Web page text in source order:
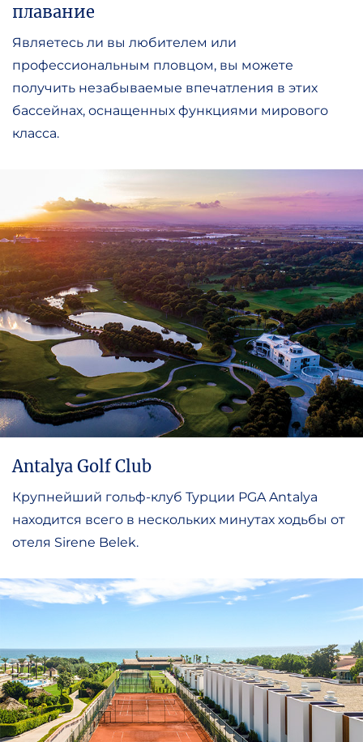
плавание
Являетесь ли вы любителем или
профессиональным пловцом, вы можете
получить незабываемые впечатления в этих
бассейнах, оснащенных функциями мирового
класса.
Antalya Golf Club
Крупнейший гольф-клуб Турции PGA Antalya
находится всего в нескольких минутах ходьбы от
отеля Sirene Belek.